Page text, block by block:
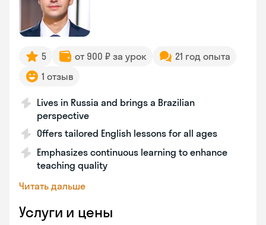
5 от 900 ₽ за урок
21 год опыта
1 отзыв
Lives in Russia and brings a Brazilian
perspective
Offers tailored English lessons for all ages
Emphasizes continuous learning to enhance
teaching quality
Читать дальше
Услуги и цены